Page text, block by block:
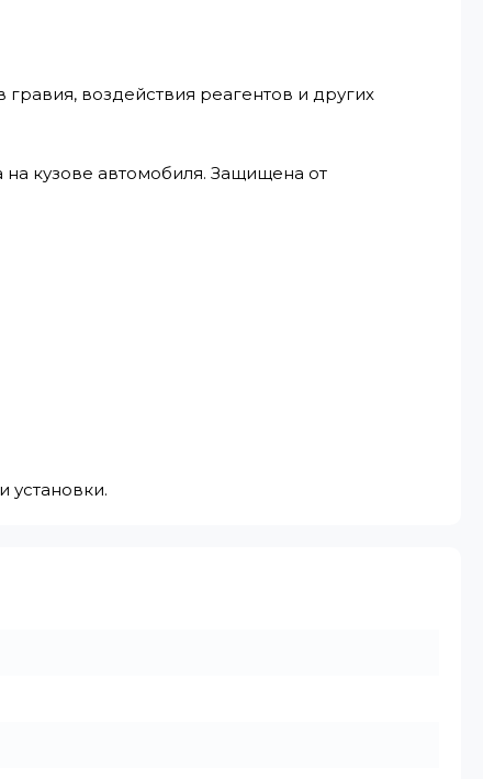
воздействия реагентов и других
кузове автомобиля. Защищена от
установки.